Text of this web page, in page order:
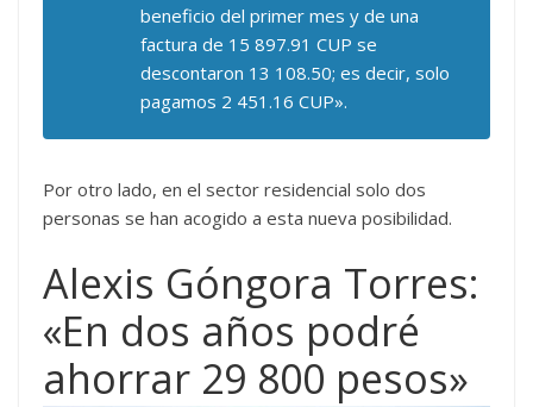
beneficio del primer mes y de una
factura de 15 897.91 CUP se
descontaron 13 108.50; es decir, solo
pagamos 2 451.16 CUP».
Por otro lado, en el sector residencial solo dos
personas se han acogido a esta nueva posibilidad.
Alexis Góngora Torres:
«En dos años podré
ahorrar 29 800 pesos»